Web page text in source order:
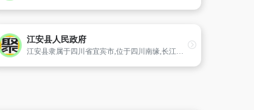
江安县人民政府
江安县隶属于四川省宜宾市,位于四川南缘,长江之滨,宜宾之东,三市(宜宾、泸州、自贡)之交。地跨北纬28?22′20″—28?56′45″,东经104?57′40″-105?14′33″。2010年,江安县辖15镇、3乡。全县幅员面积912平方千米,总人口555995人,县人民政府驻江安镇竹都大道。江安县盛产水稻、小麦、红薯、高粱、油菜